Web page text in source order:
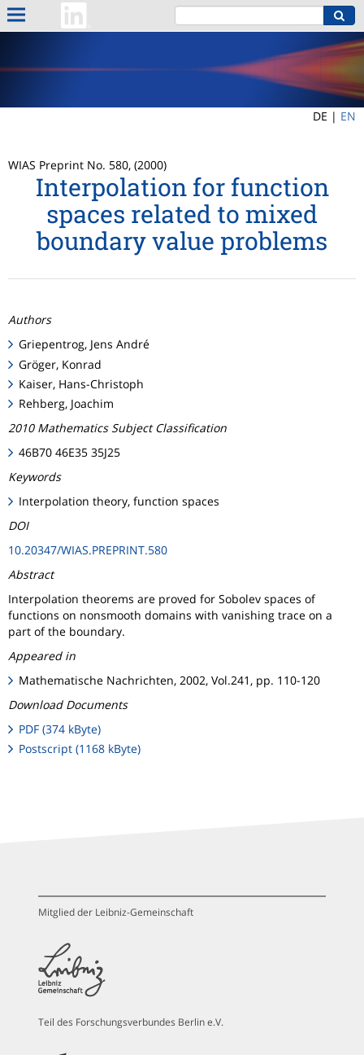
DE | EN
WIAS Preprint No. 580, (2000)
Interpolation for function
spaces related to mixed
boundary value problems
Authors
Griepentrog, Jens André
Gröger, Konrad
Kaiser, Hans-Christoph
Rehberg, Joachim
2010 Mathematics Subject Classification
46B70 46E35 35J25
Keywords
Interpolation theory, function spaces
DOI
10.20347/WIAS.PREPRINT.580
Abstract
Interpolation theorems are proved for Sobolev spaces of
functions on nonsmooth domains with vanishing trace on a
part of the boundary.
Appeared in
Mathematische Nachrichten, 2002, Vol.241, pp. 110-120
Download Documents
PDF (374 kByte)
Postscript (1168 kByte)
Mitglied der Leibniz-Gemeinschaft
Teil des Forschungsverbundes Berlin e.V.